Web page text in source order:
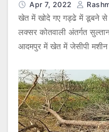
Apr 7, 2022
खेत में खोदे गए गड्ढे में डूबने से
लक्सर कोतवाली अंतर्गत
आदमपुर में खेत में जेसीपी मशीन